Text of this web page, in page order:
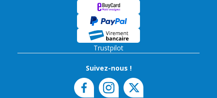
Trustpilot
Suivez-nous !